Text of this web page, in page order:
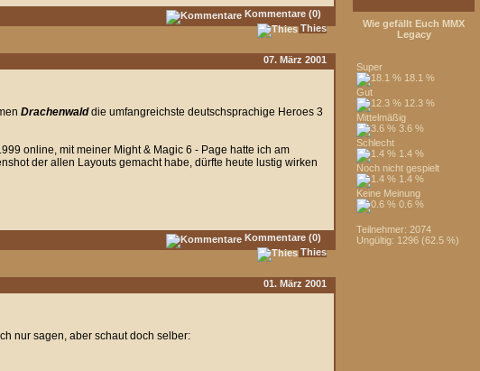
Wie gefällt Euch MMX
Legacy
Super
18.1 %
Gut
12.3 %
Mittelmäßig
3.6 %
Schlecht
1.4 %
Noch nicht gespielt
1.4 %
Keine Meinung
0.6 %
Teilnehmer: 2074
Ungültig: 1296 (62.5 %)
Kommentare (0)
Thies
07. März 2001
Drachenwalddie umfangreichste deutschsprachige Heroes 3
online, mit meiner Might & Magic 6 - Page hatte ich am
der allen Layouts gemacht habe, dürfte heute lustig wirken
Kommentare (0)
Thies
01. März 2001
nur sagen, aber schaut doch selber: